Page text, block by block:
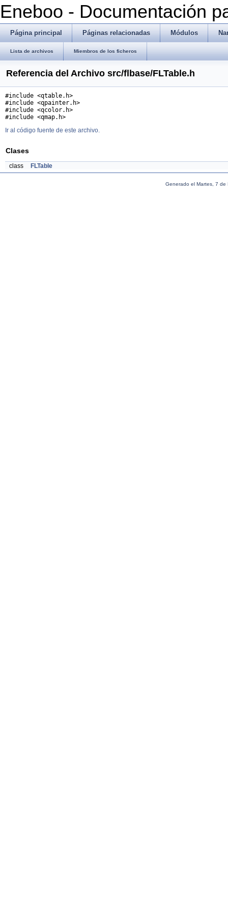
Eneboo - Documentación
Página principal Páginas relacionadas Módulos
Lista de archivos Miembros de los ficheros
Referencia del Archivo src/flbase/FLTable.h
#include <qtable.h>
#include <qpainter.h>
#include <qcolor.h>
#include <qmap.h>
Ir al código fuente de este archivo.
Clases
class FLTable
Generado el Martes, 7